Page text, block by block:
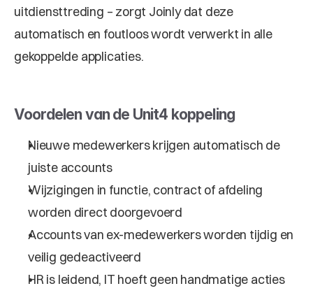
uitdiensttreding – zorgt Joinly dat deze
automatisch en foutloos wordt verwerkt in alle
gekoppelde applicaties.
Voordelen van de Unit4 koppeling
Nieuwe medewerkers krijgen automatisch de
juiste accounts
Wijzigingen in functie, contract of afdeling
worden direct doorgevoerd
Accounts van ex-medewerkers worden tijdig en
veilig gedeactiveerd
HR is leidend, IT hoeft geen handmatige acties